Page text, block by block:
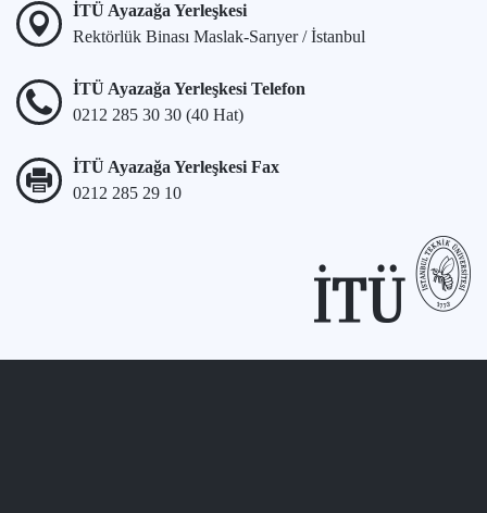
İTÜ Ayazağa Yerleşkesi
Rektörlük Binası Maslak-Sarıyer / İstanbul
İTÜ Ayazağa Yerleşkesi Telefon
0212 285 30 30 (40 Hat)
İTÜ Ayazağa Yerleşkesi Fax
0212 285 29 10